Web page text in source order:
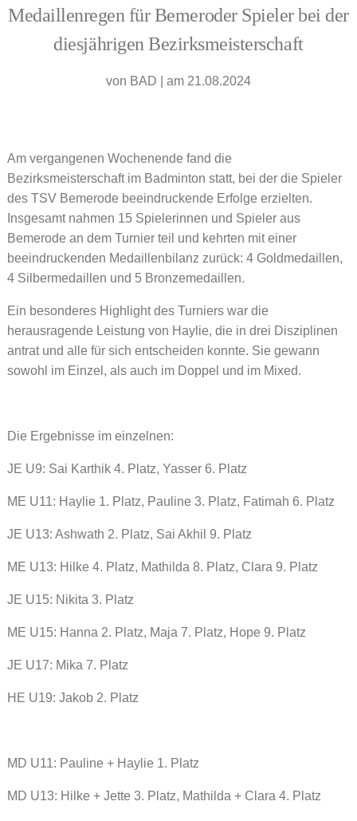
Medaillenregen für Bemeroder Spieler bei der
diesjährigen Bezirksmeisterschaft
von BAD am 21.08.2024
Am vergangenen Wochenende fand die
Bezirksmeisterschaft im Badminton statt, bei der die Spieler
des TSV Bemerode beeindruckende Erfolge erzielten.
Insgesamt nahmen 15 Spielerinnen und Spieler aus
Bemerode an dem Turnier teil und kehrten mit einer
beeindruckenden Medaillenbilanz zurück: 4 Goldmedaillen,
4 Silbermedaillen und 5 Bronzemedaillen.
Ein besonderes Highlight des Turniers war die
herausragende Leistung von Haylie, die in drei Disziplinen
antrat und alle für sich entscheiden konnte. Sie gewann
sowohl im Einzel, als auch im Doppel und im Mixed.
Die Ergebnisse im einzelnen:
JE U9: Sai Karthik 4. Platz, Yasser 6. Platz
ME U11: Haylie 1. Platz, Pauline 3. Platz, Fatimah 6. Platz
JE U13: Ashwath 2. Platz, Sai Akhil 9. Platz
ME U13: Hilke 4. Platz, Mathilda 8. Platz, Clara 9. Platz
JE U15: Nikita 3. Platz
ME U15: Hanna 2. Platz, Maja 7. Platz, Hope 9. Platz
JE U17: Mika 7. Platz
HE U19: Jakob 2. Platz
MD U11: Pauline + Haylie 1. Platz
MD U13: Hilke + Jette 3. Platz, Mathilda + Clara 4. Platz